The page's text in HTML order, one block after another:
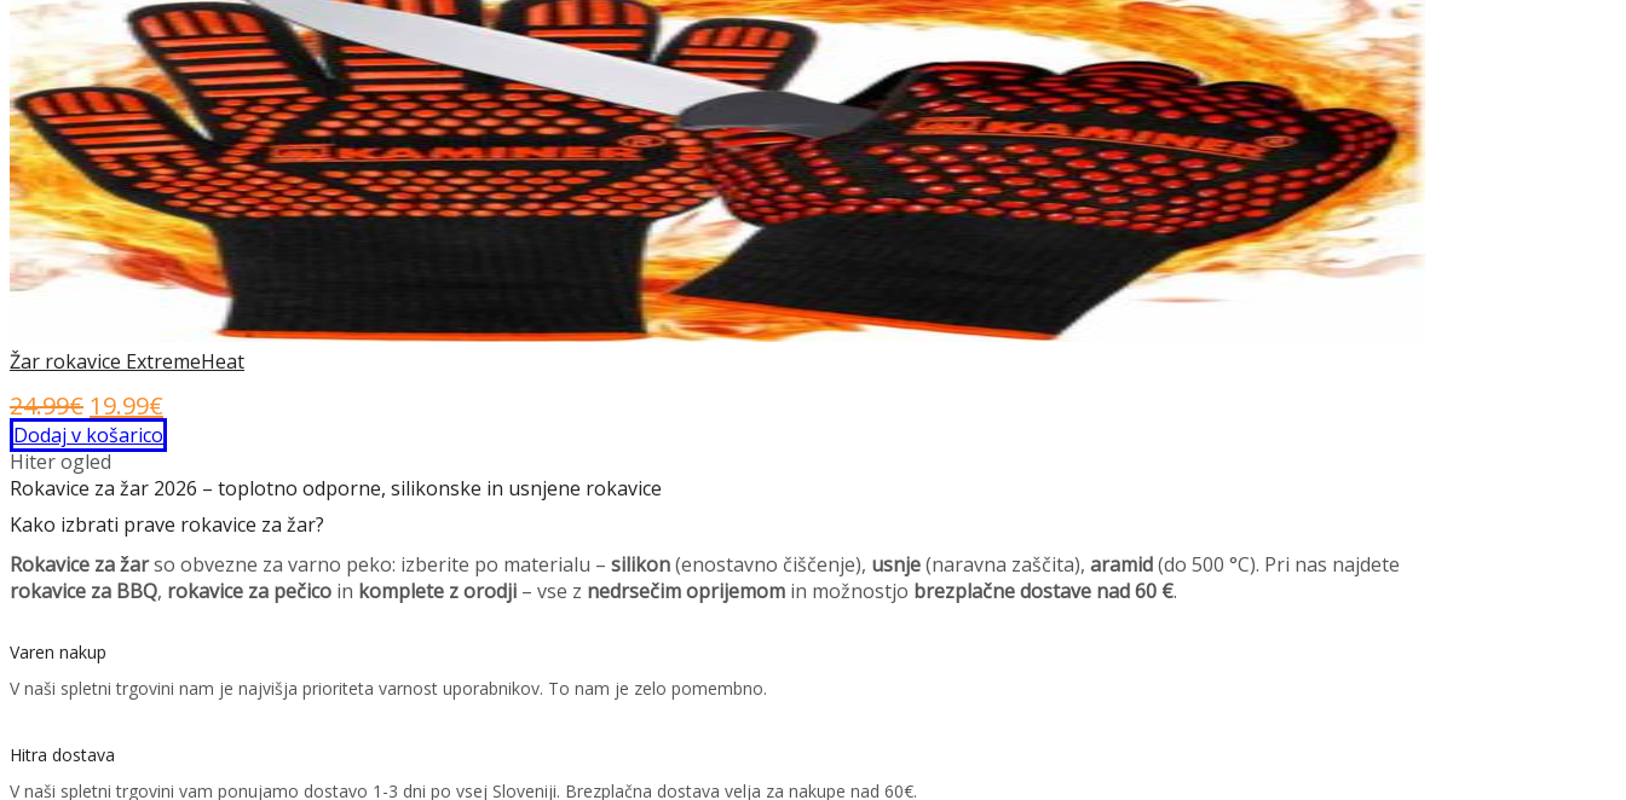
Žar rokavice ExtremeHeat
24.99€ Izvirna
cena
je
bila:
24.99€.
19.99€
cena
19.99€.
Dodaj v košarico
Hiter ogled
Rokavice za žar 2026 – toplotno odporne, silikonske in usnjene rokavice
Kako izbrati prave rokavice za žar?
Rokavice za žarso obvezne za varno peko: izberite po materialu – silikon(enostavno čiščenje), usnje(naravna zaščita), aramid(do 500 °C). Pri nas najdete
rokavice za BBQ, rokavice za pečico in komplete z orodji – vse z nedrsečim oprijemom in možnostjo brezplačne dostave nad 60 €.
Varen nakup
V naši spletni trgovini nam je najvišja prioriteta varnost uporabnikov. To nam je zelo pomembno.
Hitra dostava
V naši spletni trgovini vam ponujamo dostavo 1-3 dni po vsej Sloveniji. Brezplačna dostava velja za nakupe nad 60€.